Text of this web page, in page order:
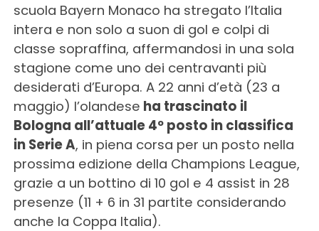
scuola Bayern Monaco ha stregato l’Italia
intera e non solo a suon di gol e colpi di
classe sopraffina, affermandosi in una sola
stagione come uno dei centravanti più
desiderati d’Europa. A 22 anni d’età (23 a
maggio) l’olandese ha trascinato il
Bologna all’attuale 4º posto in classifica
in Serie A, in piena corsa per un posto nella
prossima edizione della Champions League,
grazie a un bottino di 10 gol e 4 assist in 28
presenze (11 + 6 in 31 partite considerando
anche la Coppa Italia).